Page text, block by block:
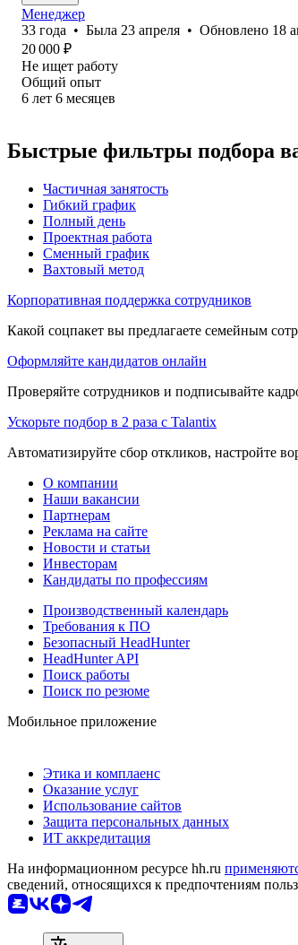
Менеджер
33 года • Была 23 апреля • Обновлено 18
20 000 ₽
Не ищет работу
Общий опыт
6 лет 6 месяцев
Быстрые фильтры подбора
Частичная занятость
Гибкий график
Полный день
Проектная работа
Сменный график
Вахтовый метод
Корпоративная поддержка сотрудников
Какой соцпакет вы предлагаете семейным
Оформляйте кандидатов онлайн
Проверяйте сотрудников и подписывайте
Ускорьте подбор в 2 раза с Talantix
Автоматизируйте сбор откликов, настройте
О компании
Наши вакансии
Партнерам
Реклама на сайте
Новости и статьи
Инвесторам
Кандидаты по профессиям
Производственный календарь
Требования к ПО
Безопасный HeadHunter
HeadHunter API
Поиск работы
Поиск по резюме
Мобильное приложение
Этика и комплаенс
Оказание услуг
Использование сайтов
Защита персональных данных
ИТ аккредитация
На информационном ресурсе hh.ru
сведений, относящихся к предпочтениям